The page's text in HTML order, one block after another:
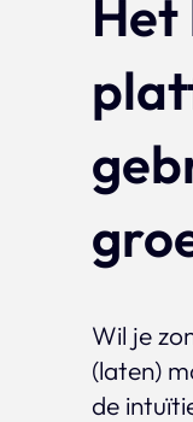
Het
Wil je
(laten)
de